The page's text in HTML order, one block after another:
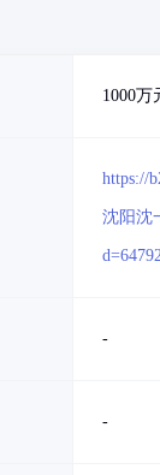
1000万
https://
沈阳沈
-
-